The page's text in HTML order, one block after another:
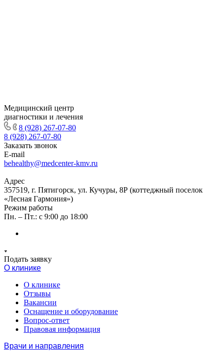
Медицинский центр
диагностики и лечения
8 (928) 267-07-80
8 (928) 267-07-80
Заказать звонок
E-mail
behealthy@medcenter-kmv.ru
Адрес
357519, г. Пятигорск, ул. Кучуры, 8Р (коттеджный поселок
«Лесная Гармония»)
Режим работы
Пн. – Пт.: с 9:00 до 18:00
Подать заявку
О клинике
О клинике
Отзывы
Вакансии
Оснащение и оборудование
Вопрос-ответ
Правовая информация
Врачи и направления